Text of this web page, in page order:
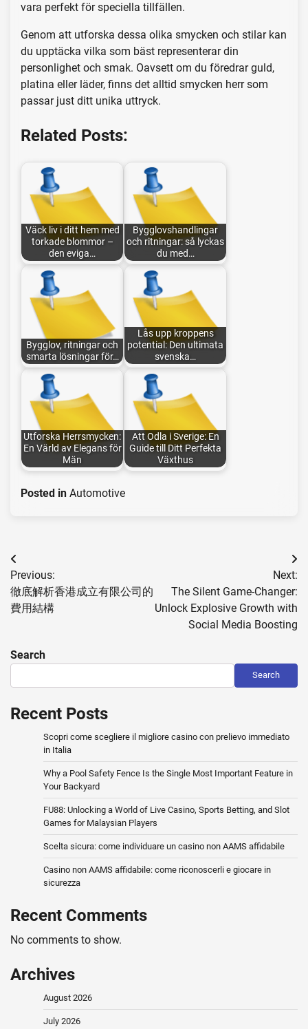
vara perfekt för speciella tillfällen.
Genom att utforska dessa olika smycken och stilar kan
du upptäcka vilka som bäst representerar din
personlighet och smak. Oavsett om du föredrar guld,
platina eller läder, finns det alltid smycken herr som
passar just ditt unika uttryck.
Related Posts:
Väck liv i ditt hem med
torkade blommor –
den eviga…
Bygglovshandlingar
och ritningar: så lyckas
du med…
Bygglov, ritningar och
smarta lösningar för…
Lås upp kroppens
potential: Den ultimata
svenska…
Utforska Herrsmycken:
En Värld av Elegans för
Män
Att Odla i Sverige: En
Guide till Ditt Perfekta
Växthus
Posted in Automotive
Post
navigation
Previous:
徹底解析香港成立有限公司的
費用結構
Next:
The Silent Game-Changer:
Unlock Explosive Growth with
Social Media Boosting
Search
Search
Recent Posts
Scopri come scegliere il migliore casino con prelievo immediato
in Italia
Why a Pool Safety Fence Is the Single Most Important Feature in
Your Backyard
FU88: Unlocking a World of Live Casino, Sports Betting, and Slot
Games for Malaysian Players
Scelta sicura: come individuare un casino non AAMS affidabile
Casino non AAMS affidabile: come riconoscerli e giocare in
sicurezza
Recent Comments
No comments to show.
Archives
August 2026
July 2026